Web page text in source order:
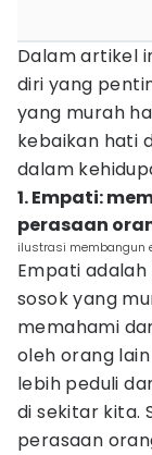
Dalam artikel
diri yang
yang murah
kebaikan hati
dalam
1. Empati:
perasaan
ilustrasi membangun
Empati
sosok yang
memahami
oleh orang
lebih peduli
di sekitar kita.
perasaan